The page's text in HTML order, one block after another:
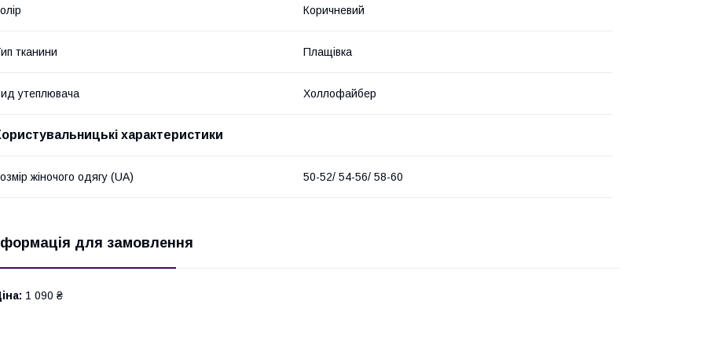
Коричневий
тканини Плащівка
утеплювача Холлофайбер
характеристики
жіночого одягу (UA) 50-52/ 54-56/ 58-60
для замовлення
1 090 ₴